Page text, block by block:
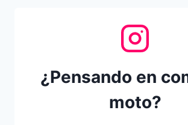
¿Pensando en
moto?